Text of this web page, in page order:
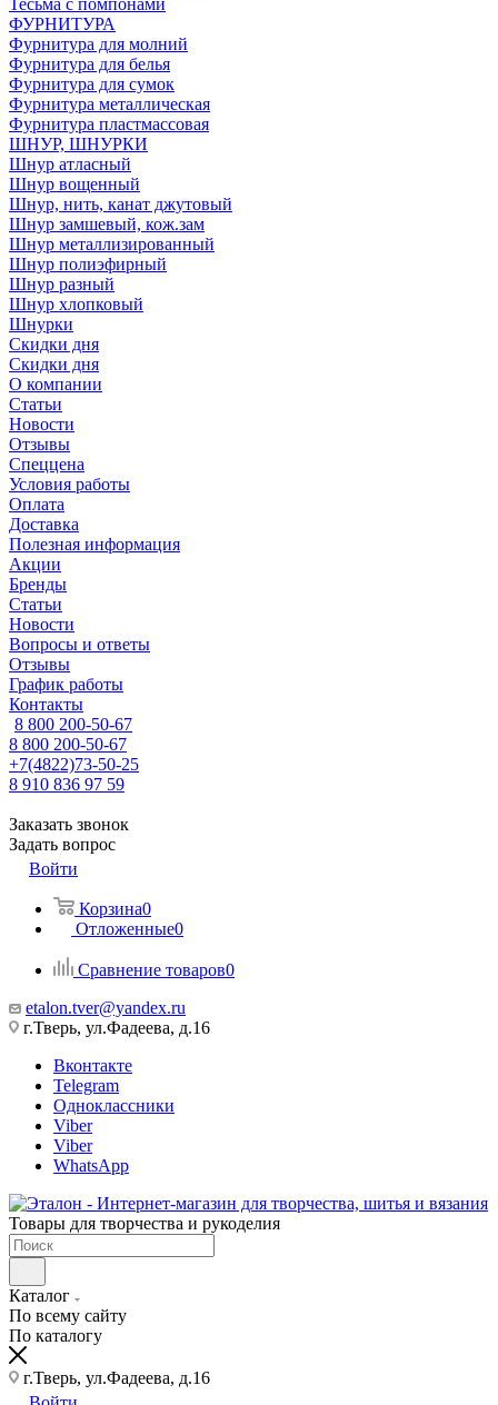
Тесьма с помпонами
ФУРНИТУРА
Фурнитура для молний
Фурнитура для белья
Фурнитура для сумок
Фурнитура металлическая
Фурнитура пластмассовая
ШНУР, ШНУРКИ
Шнур атласный
Шнур вощенный
Шнур, нить, канат джутовый
Шнур замшевый, кож.зам
Шнур металлизированный
Шнур полиэфирный
Шнур разный
Шнур хлопковый
Шнурки
Скидки дня
Скидки дня
О компании
Статьи
Новости
Отзывы
Спеццена
Условия работы
Оплата
Доставка
Полезная информация
Акции
Бренды
Статьи
Новости
Вопросы и ответы
Отзывы
График работы
Контакты
8 800 200-50-67
8 800 200-50-67
+7(4822)73-50-25
8 910 836 97 59
Заказать звонок
Задать вопрос
Войти
Корзина0
Отложенные0
Сравнение товаров0
etalon.tver@yandex.ru
г.Тверь, ул.Фадеева, д.16
Вконтакте
Telegram
Одноклассники
Viber
Viber
WhatsApp
Товары для творчества и рукоделия
Каталог
По всему сайту
По каталогу
г.Тверь, ул.Фадеева, д.16